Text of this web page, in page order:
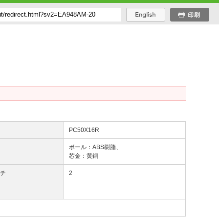
PC50X16R
ボール：ABS樹脂、
芯金：黄銅
2